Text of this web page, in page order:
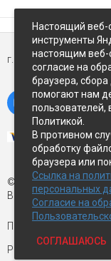
г. Петропавловск-
© Экспострой, 2026 г.
Все права защищены
Письмо директору:
Разработка сайта —
Настоящий веб-
инструменты
настоящим веб-
согласие на
браузера,
помогают нам
пользователей,
Политикой.
В противном
обработку
браузера или
Ссылка на
персональных
Согласие на
СОГЛАШАЮСЬ